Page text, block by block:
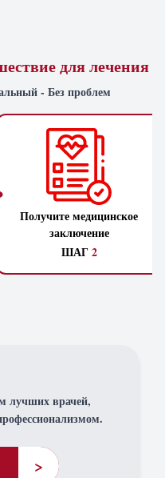
для лечения
- Без проблем
Получите медицинское
заключение
ШАГ2
лучших врачей,
>